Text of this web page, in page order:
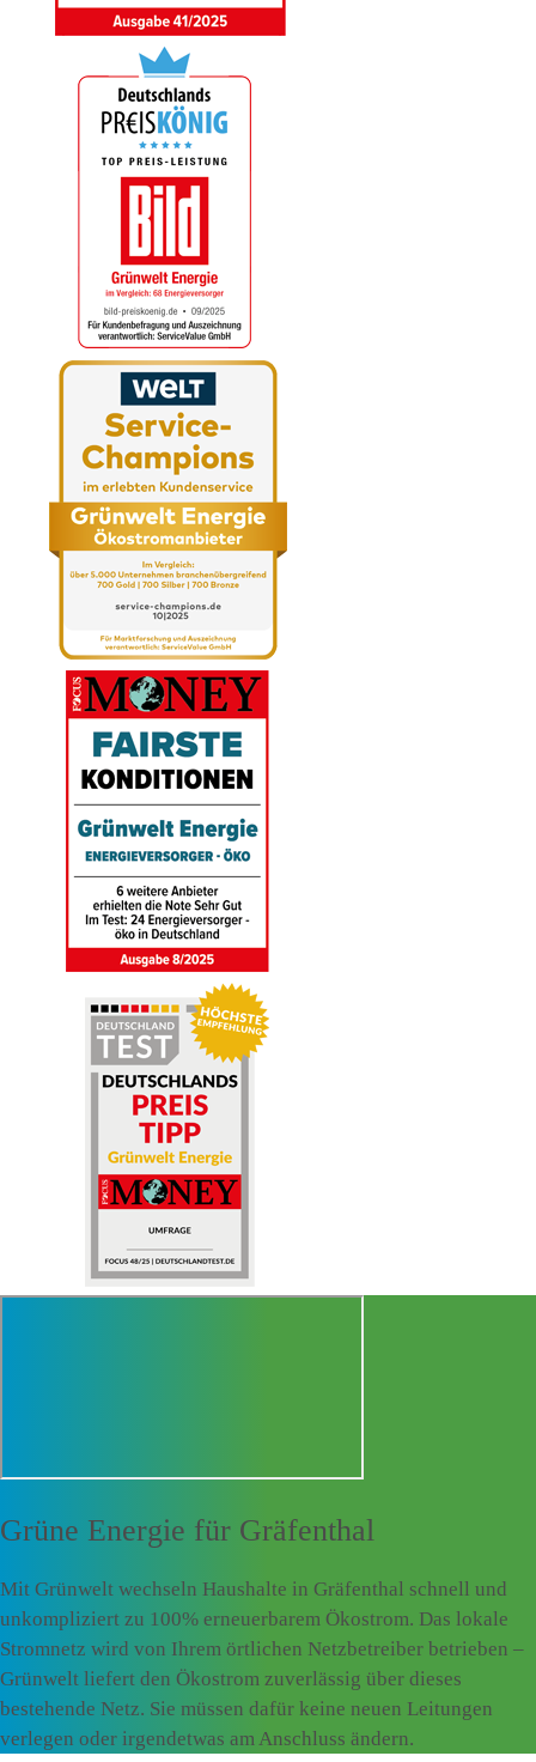
Grüne Energie für Gräfenthal
Mit Grünwelt wechseln Haushalte in Gräfenthal schnell und
unkompliziert zu 100% erneuerbarem Ökostrom. Das lokale
Stromnetz wird von Ihrem örtlichen Netzbetreiber betrieben –
Grünwelt liefert den Ökostrom zuverlässig über dieses
bestehende Netz. Sie müssen dafür keine neuen Leitungen
verlegen oder irgendetwas am Anschluss ändern.